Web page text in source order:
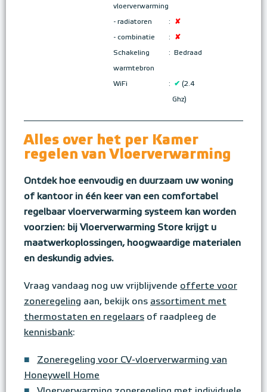
vloerverwarming
- radiatoren : ✘
- combinatie : ✘
Schakeling
warmtebron
: Bedraad
WiFi : ✔ (2.4
Ghz)
Alles over het per Kamer
regelen van Vloerverwarming
Ontdek hoe eenvoudig en duurzaam uw woning
of kantoor in één keer van een comfortabel
regelbaar vloerverwarming systeem kan worden
voorzien: bij Vloerverwarming Store krijgt u
maatwerkoplossingen, hoogwaardige materialen
en deskundig advies.
Vraag vandaag nog uw vrijblijvende offerte voor
zoneregeling aan, bekijk ons assortiment met
thermostaten en regelaars of raadpleeg de
kennisbank:
■
Zoneregeling voor CV-vloerverwarming van
Honeywell Home